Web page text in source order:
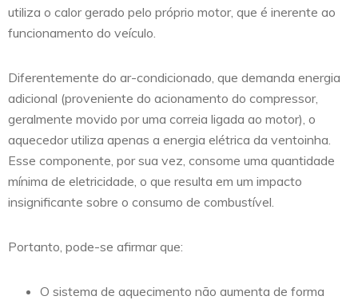
utiliza o calor gerado pelo próprio motor, que é inerente ao
funcionamento do veículo.
Diferentemente do ar-condicionado, que demanda energia
adicional (proveniente do acionamento do compressor,
geralmente movido por uma correia ligada ao motor), o
aquecedor utiliza apenas a energia elétrica da ventoinha.
Esse componente, por sua vez, consome uma quantidade
mínima de eletricidade, o que resulta em um impacto
insignificante sobre o consumo de combustível.
Portanto, pode-se afirmar que:
O sistema de aquecimento não aumenta de forma